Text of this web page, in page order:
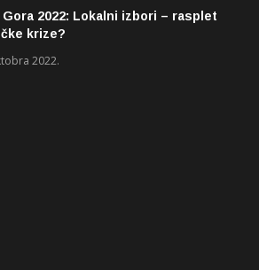
Gora 2022: Lokalni izbori – rasplet
krize?
2022.